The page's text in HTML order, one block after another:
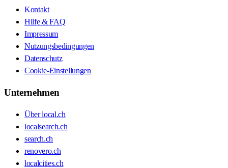
Kontakt
Hilfe & FAQ
Impressum
Nutzungsbedingungen
Datenschutz
Cookie-Einstellungen
Unternehmen
Über local.ch
localsearch.ch
search.ch
renovero.ch
localcities.ch